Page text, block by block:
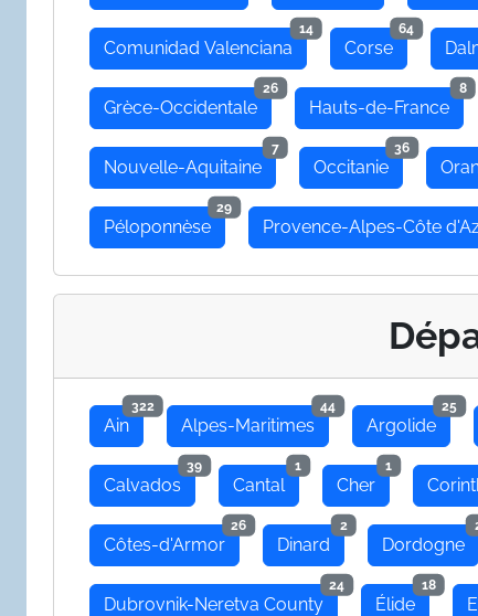
Comunidad Valenciana
14
Corse
64
Grèce-Occidentale
26
Hauts-de-France
8
Nouvelle-Aquitaine
7
Occitanie
36
Péloponnèse
29
Provence-Alpes-Côte
Ain
322
Alpes-Maritimes
44
Argolide
25
Calvados
39
Cantal
1
Cher
1
Côtes-d'Armor
26
Dinard
2
Dordogne
Dubrovnik-Neretva County
24
Élide
18